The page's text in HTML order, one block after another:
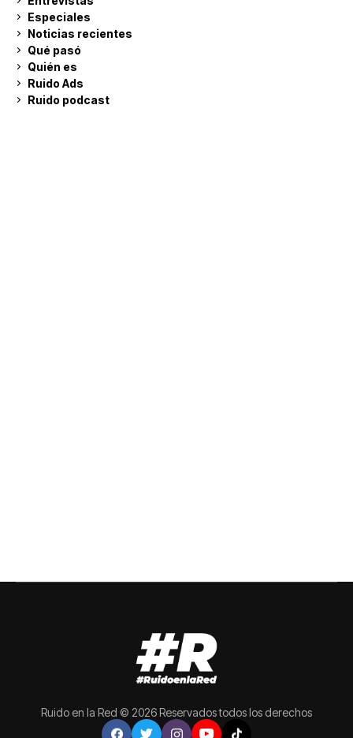
Especiales
Noticias recientes
Qué pasó
Quién es
Ruido Ads
Ruido podcast
Ruido en la Red © 2026 Reservados todos los derechos